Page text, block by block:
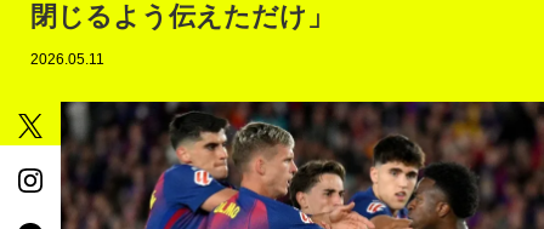
閉じるよう伝えただけ」
2026.05.11